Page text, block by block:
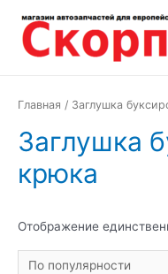
содержимому
Главная / Заглушка
Заглушка
крюка
Отображение